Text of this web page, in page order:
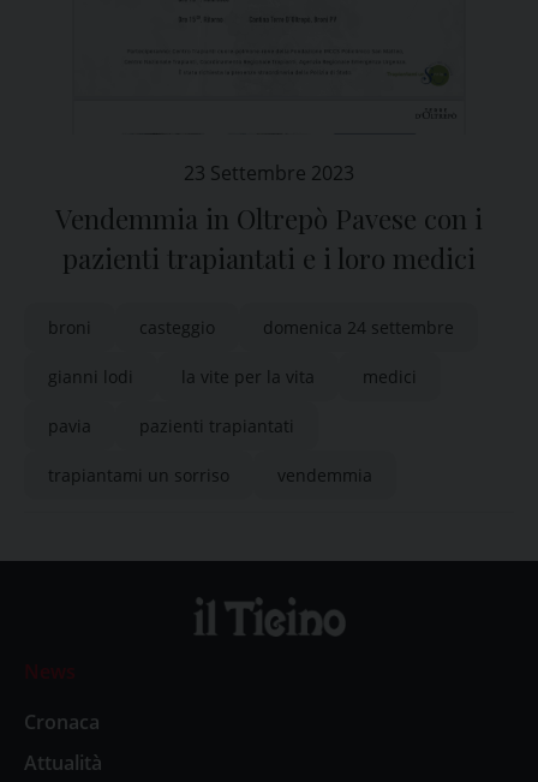
23 Settembre 2023
Vendemmia in Oltrepò Pavese con i
pazienti trapiantati e i loro medici
broni casteggio domenica 24 settembre
gianni lodi la vite per la vita medici
pavia pazienti trapiantati
trapiantami un sorriso vendemmia
News
Cronaca
Attualità